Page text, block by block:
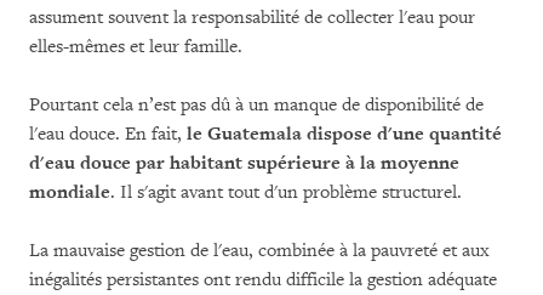
assument souvent la responsabilité de collecter l'eau pour
elles-mêmes et leur famille.
Pourtant cela n’est pas dû à un manque de disponibilité de
l'eau douce. En fait, le Guatemala dispose d'une quantité
d'eau douce par habitant supérieure à la moyenne
mondiale. Il s'agit avant tout d'un problème structurel.
La mauvaise gestion de l'eau, combinée à la pauvreté et aux
inégalités persistantes ont rendu difficile la gestion adéquate